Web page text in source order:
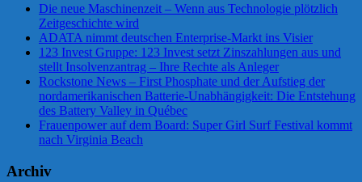
Die neue Maschinenzeit – Wenn aus Technologie plötzlich
Zeitgeschichte wird
ADATA nimmt deutschen Enterprise-Markt ins Visier
123 Invest Gruppe: 123 Invest setzt Zinszahlungen aus und
stellt Insolvenzantrag – Ihre Rechte als Anleger
Rockstone News – First Phosphate und der Aufstieg der
nordamerikanischen Batterie-Unabhängigkeit: Die Entstehung
des Battery Valley in Québec
Frauenpower auf dem Board: Super Girl Surf Festival kommt
nach Virginia Beach
Archiv